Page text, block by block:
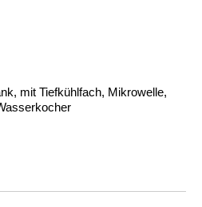
mit Tiefkühlfach, Mikrowelle,